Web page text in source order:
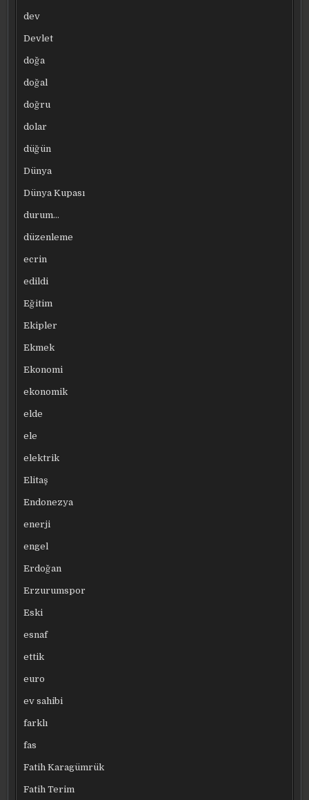
dev
Devlet
doğa
doğal
doğru
dolar
düğün
Dünya
Dünya Kupası
durum…
düzenleme
ecrin
edildi
Eğitim
Ekipler
Ekmek
Ekonomi
ekonomik
elde
ele
elektrik
Elitaş
Endonezya
enerji
engel
Erdoğan
Erzurumspor
Eski
esnaf
ettik
euro
ev sahibi
farklı
fas
Fatih Karagümrük
Fatih Terim